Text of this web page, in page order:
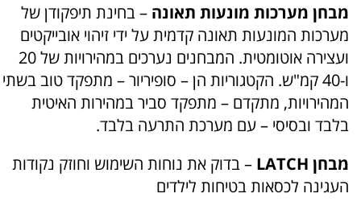
מבחן מערכות מונעות תאונה – בחינת תיפקודן של
מערכות המונעות תאונה קדמית על ידי זיהוי אובייקטים
ועצירה אוטומטית. המבחנים נערכים במהירויות של 20
ו-40 קמ"ש. הקטגוריות הן – סופיריור – מתפקד טוב בשתי
המהירויות, מתקדם – מתפקד סביר במהירות האיטית
בלבד ובסיסי – עם מערכת התרעה בלבד.
מבחן LATCH
– בדוק את נוחות השימוש וחוזק נקודות
העגינה לכסאות בטיחות לילדים